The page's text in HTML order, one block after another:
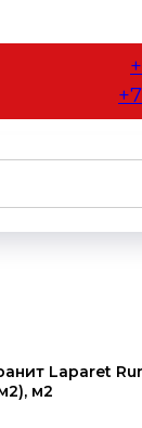
Laparet
м2